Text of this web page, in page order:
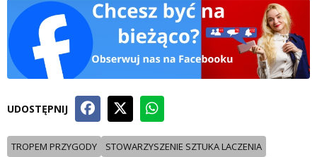
UDOSTĘPNIJ
TROPEM PRZYGODY
STOWARZYSZENIE SZTUKA LACZENIA